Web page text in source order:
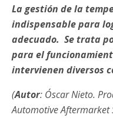
La gestión de la
indispensable para
adecuado. Se trata
para el
intervienen diversos
(Autor: Óscar Nieto.
Automotive Aftermarket